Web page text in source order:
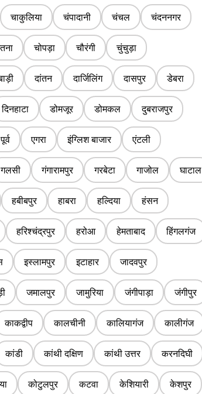
चाकुलिया चंपादानी चंचल चंदननगर
चोपड़ा चौरंगी चुंचुड़ा
दांतन दार्जिलिंग दासपुर डेबरा
दिनहाटा डोमजूर डोमकल दुबराजपुर
एगरा इंग्लिश बाजार एंटली
गलसी गंगारामपुर गरबेटा गाजोल घाटाल
हबीबपुर हाबरा हल्दिया हंसन
हरिश्चंद्रपुर हरोआ हेमताबाद हिंगलगंज
इस्लामपुर इटाहार जादवपुर
जमालपुर जामुरिया जंगीपाड़ा जंगीपुर
काकद्वीप कालचीनी कालियागंज कालीगंज
कांडी कांथी दक्षिण कांथी उत्तर करनदिघी
कोटुलपुर कटवा केशियारी केशपुर